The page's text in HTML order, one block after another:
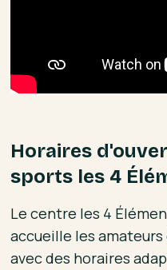
Horaires
sports les 4
Le centre les 4
accueille les
avec des horaires